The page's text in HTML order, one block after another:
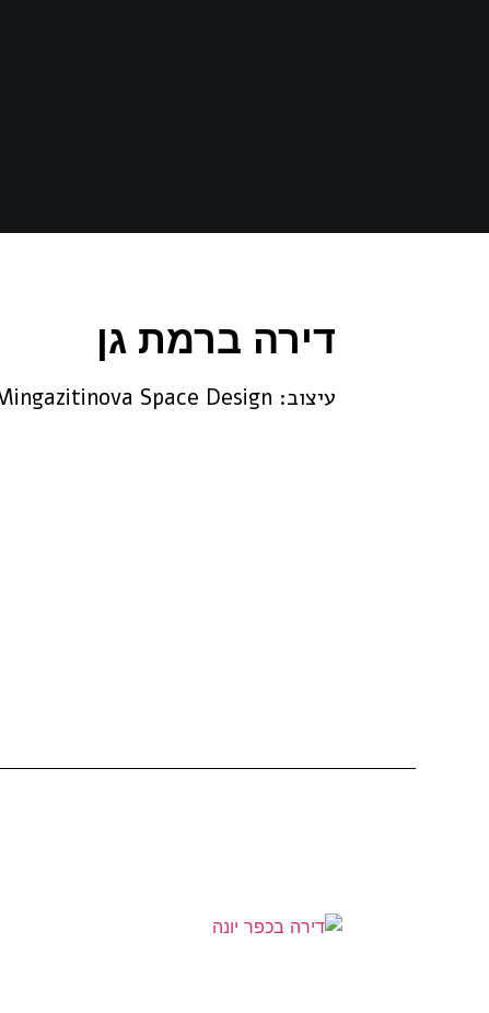
דירה ברמת גן
עיצוב: Mingazitinova Space Design